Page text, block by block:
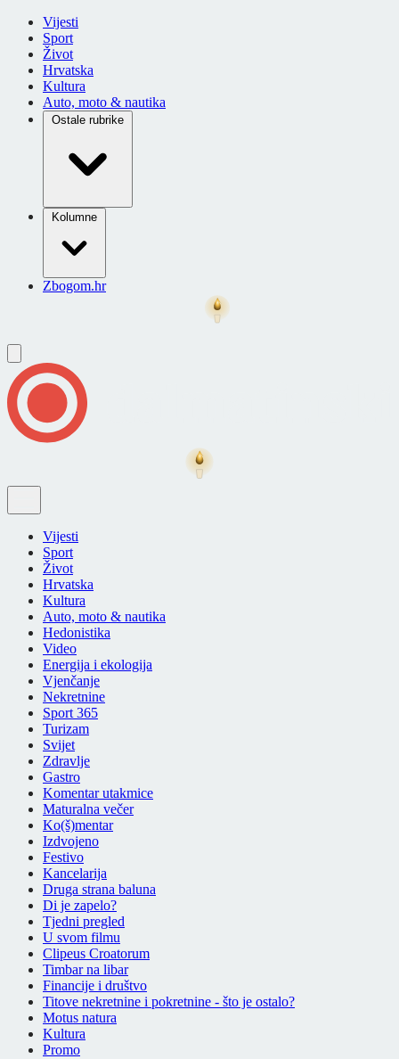
Vijesti
Sport
Život
Hrvatska
Kultura
Auto, moto & nautika
Ostale rubrike
Kolumne
Zbogom.hr
Vijesti
Sport
Život
Hrvatska
Kultura
Auto, moto & nautika
Hedonistika
Video
Energija i ekologija
Vjenčanje
Nekretnine
Sport 365
Turizam
Svijet
Zdravlje
Gastro
Komentar utakmice
Maturalna večer
Ko(š)mentar
Izdvojeno
Festivo
Kancelarija
Druga strana baluna
Di je zapelo?
Tjedni pregled
U svom filmu
Clipeus Croatorum
Timbar na libar
Financije i društvo
Titove nekretnine i pokretnine - što je ostalo?
Motus natura
Kultura
Promo